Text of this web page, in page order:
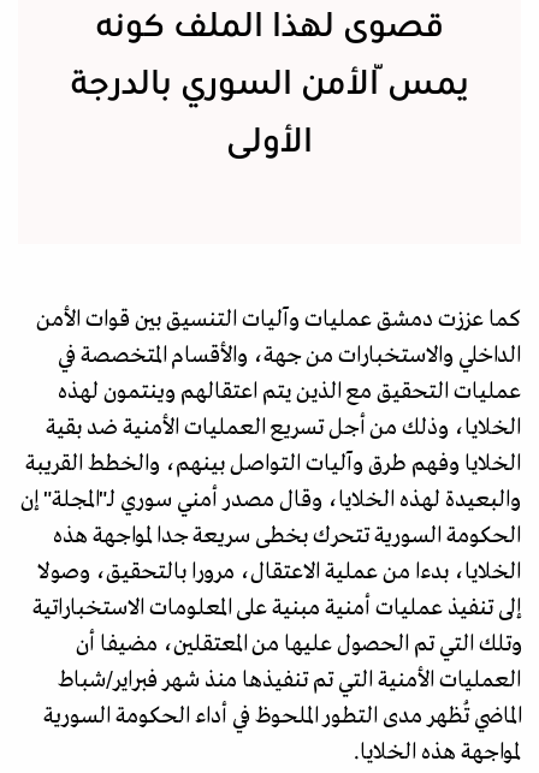
قصوى لهذا الملف كونه
يمسّ الأمن السوري بالدرجة
الأولى
كما عززت دمشق عمليات وآليات التنسيق بين قوات الأمن
الداخلي والاستخبارات من جهة، والأقسام المتخصصة في
عمليات التحقيق مع الذين يتم اعتقالهم وينتمون لهذه
الخلايا، وذلك من أجل تسريع العمليات الأمنية ضد بقية
الخلايا وفهم طرق وآليات التواصل بينهم، والخطط القريبة
والبعيدة لهذه الخلايا، وقال مصدر أمني سوري لـ"المجلة" إن
الحكومة السورية تتحرك بخطى سريعة جدا لمواجهة هذه
الخلايا، بدءا من عملية الاعتقال، مرورا بالتحقيق، وصولا
إلى تنفيذ عمليات أمنية مبنية على المعلومات الاستخباراتية
وتلك التي تم الحصول عليها من المعتقلين، مضيفا أن
العمليات الأمنية التي تم تنفيذها منذ شهر فبراير/شباط
الماضي تُظهر مدى التطور الملحوظ في أداء الحكومة السورية
لمواجهة هذه الخلايا.